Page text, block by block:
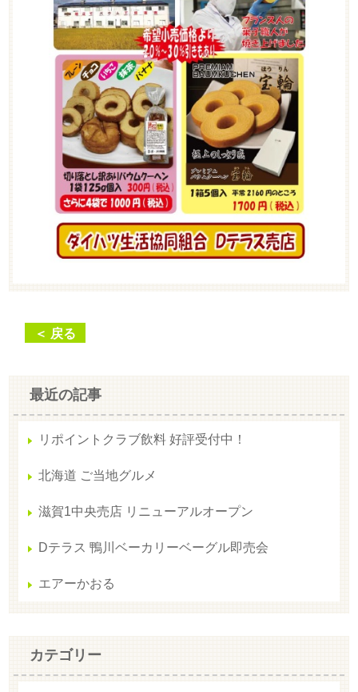
＜ 戻る
最近の記事
リポイントクラブ飲料 好評受付中！
北海道 ご当地グルメ
滋賀1中央売店 リニューアルオープン
Dテラス 鴨川ベーカリーベーグル即売会
エアーかおる
カテゴリー